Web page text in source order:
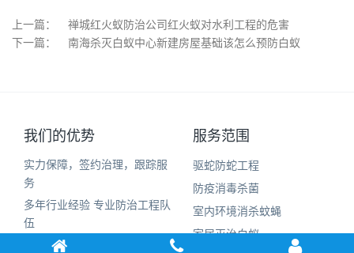
上一篇：
禅城红火蚁防治公司红火蚁对水利工程的危害
下一篇：
南海杀灭白蚁中心新建房屋基础该怎么预防白蚁
我们的优势
实力保障，签约治理，跟踪服
务
多年行业经验 专业防治工程队
伍
快速治理，价格最低
服务范围
驱蛇防蛇工程
防疫消毒杀菌
室内环境消杀蚊蝇
家居灭治白蚁